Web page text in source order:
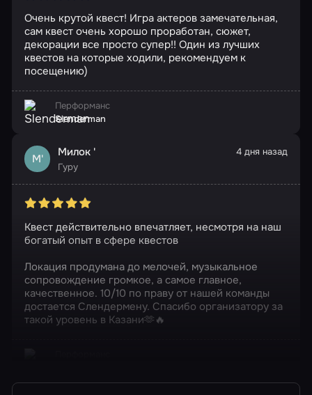
Очень крутой квест! Игра актеров замечательная,
сам квест очень хорошо проработан, сюжет,
декорации все просто супер!! Один из лучших
квестов на которые ходили, рекомендуем к
посещению)
Перформанс
Slenderman
М' Милок '
Гуру
4 дня назад
Квест действительно впечатляет, несмотря на наш
богатый опыт в сфере квестов
Локация продумана до мелочей, музыкальное
сопровождение громкое, а самое главное,
качественное. 10/10 по праву от нашей команды
достается Слендермену. Спасибо организатору за
такой уровень в Казани🫶🔥